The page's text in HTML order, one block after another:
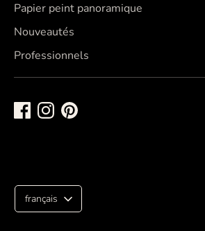
Papier peint panoramique
Nouveautés
Professionnels
L
a
français